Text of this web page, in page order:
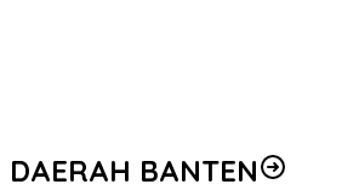
DAERAH BANTEN